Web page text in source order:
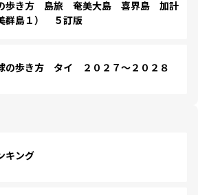
歩き方 島旅 奄美大島 喜界島 加計
群島１） ５訂版
の歩き方 タイ ２０２７～２０２８
キング